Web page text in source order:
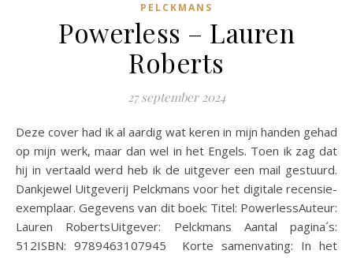
PELCKMANS
Powerless – Lauren
Roberts
27 september 2024
Deze cover had ik al aardig wat keren in mijn handen gehad
op mijn werk, maar dan wel in het Engels. Toen ik zag dat
hij in vertaald werd heb ik de uitgever een mail gestuurd.
Dankjewel Uitgeverij Pelckmans voor het digitale recensie-
exemplaar. Gegevens van dit boek: Titel: PowerlessAuteur:
Lauren RobertsUitgever: Pelckmans Aantal pagina´s:
512ISBN: 9789463107945 Korte samenvating: In het